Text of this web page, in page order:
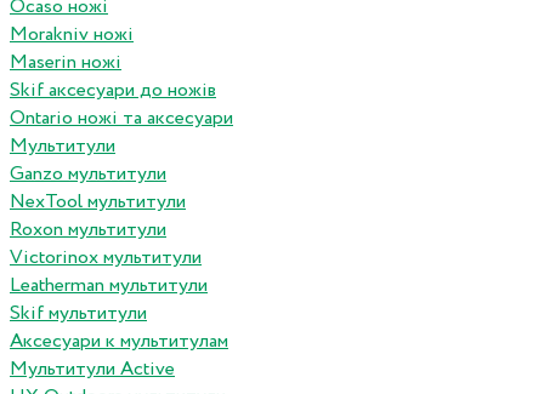
Ocaso ножі
Morakniv ножі
Maserin ножі
Skif аксесуари до ножів
Ontario ножі та аксесуари
Мультитули
Ganzo мультитули
NexTool мультитули
Roxon мультитули
Victorinox мультитули
Leatherman мультитули
Skif мультитули
Аксесуари к мультитулам
Мультитули Active